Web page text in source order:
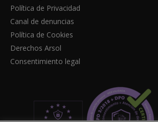
Política de Privacidad
Canal de denuncias
Política de Cookies
Derechos Arsol
Consentimiento legal